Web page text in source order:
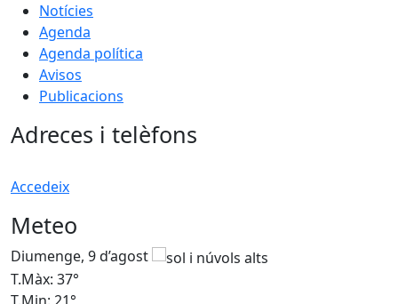
Notícies
Agenda
Agenda política
Avisos
Publicacions
Adreces i telèfons
Accedeix
Meteo
Diumenge, 9 d’agost
T.Màx: 37°